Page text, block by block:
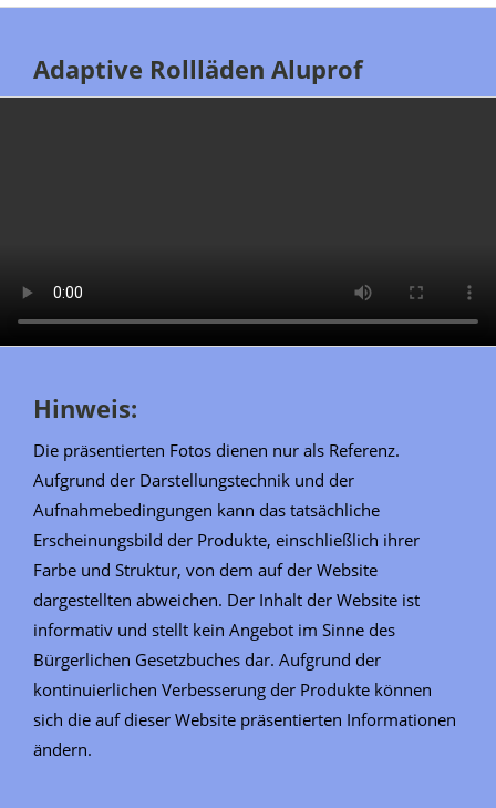
Adaptive Rollläden Aluprof
Hinweis:
Die präsentierten Fotos dienen nur als Referenz.
Aufgrund der Darstellungstechnik und der
Aufnahmebedingungen kann das tatsächliche
Erscheinungsbild der Produkte, einschließlich ihrer
Farbe und Struktur, von dem auf der Website
dargestellten abweichen. Der Inhalt der Website ist
informativ und stellt kein Angebot im Sinne des
Bürgerlichen Gesetzbuches dar. Aufgrund der
kontinuierlichen Verbesserung der Produkte können
sich die auf dieser Website präsentierten Informationen
ändern.